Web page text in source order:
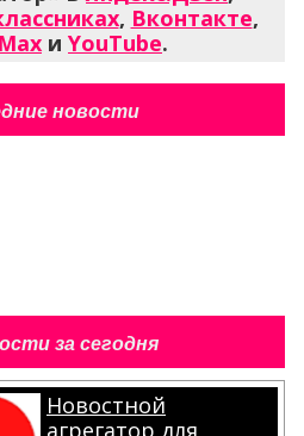
, Вконтакте,
Max и YouTube.
новости
за сегодня
Новостной
агрегатор для